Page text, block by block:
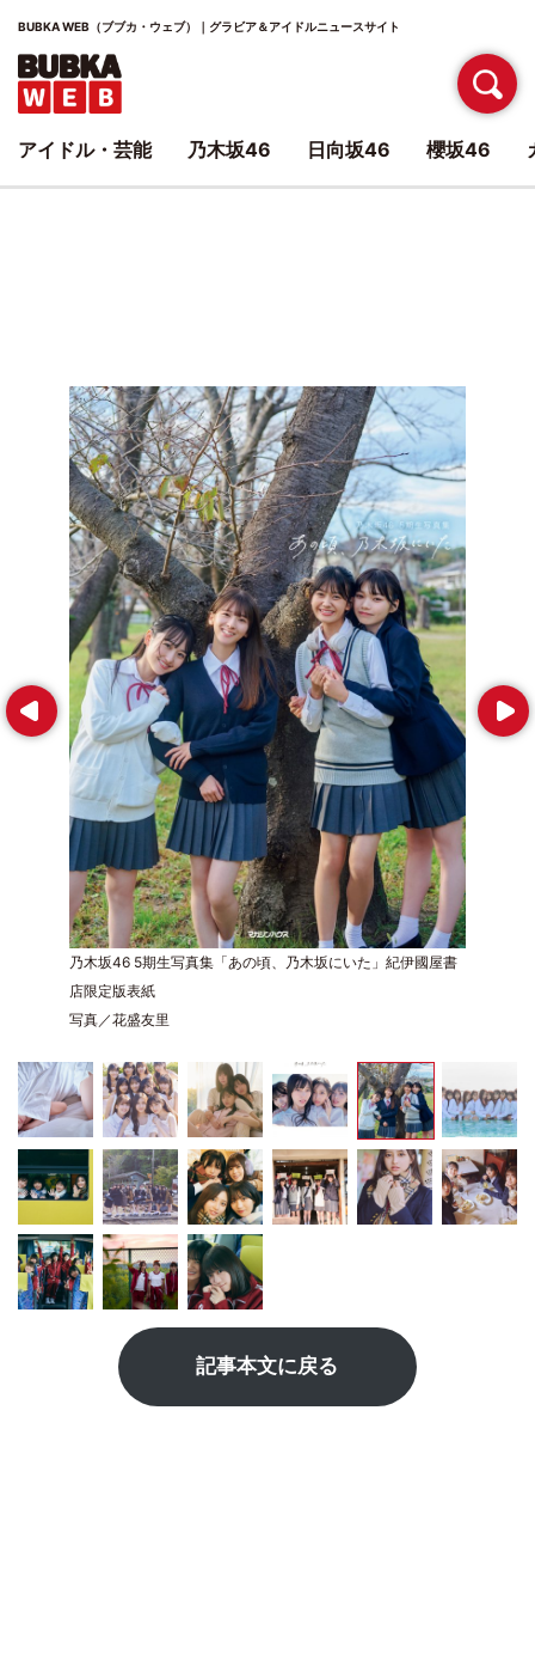
BUBKA WEB（ブブカ・ウェブ）｜グラビア＆アイドルニュースサイト
Prev
乃木坂46 5期生写真集「あの頃、乃木坂にいた」紀伊國屋書
店限定版表紙
写真／花盛友里
Next
記事本文に戻る
アイドル・芸能 乃木坂46 日向坂46 櫻坂46